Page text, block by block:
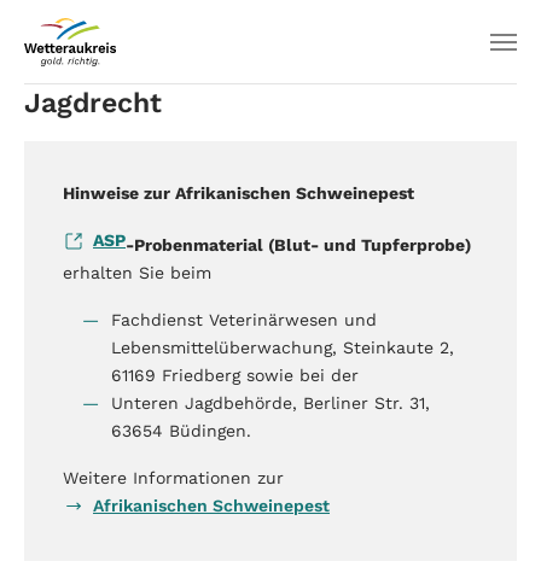
Jagdrecht
Hinweise zur Afrikanischen Schweinepest
ASP-Probenmaterial (Blut- und Tupferprobe)
erhalten Sie beim
Fachdienst Veterinärwesen und
Lebensmittelüberwachung, Steinkaute 2,
61169 Friedberg sowie bei der
Unteren Jagdbehörde, Berliner Str. 31,
63654 Büdingen.
Weitere Informationen zur
Afrikanischen Schweinepest